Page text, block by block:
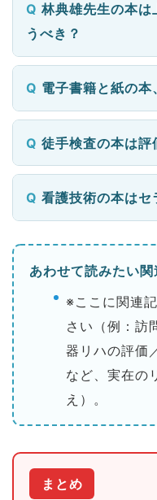
林典雄先生の本
うべき？
電子書籍と紙の本
徒手検査の本は評
看護技術の本はセ
あわせて読みたい関
※ここに関連
さい（例：訪
器リハの評価
など、実在の
え）。
まとめ